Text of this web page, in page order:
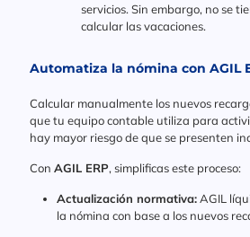
servicios. Sin embargo, no se
calcular las vacaciones.
Automatiza la nómina con AGIL
Calcular manualmente los nuevos
que tu equipo contable utiliza para
hay mayor riesgo de que se presenten
Con AGIL ERP, simplificas este proceso:
Actualización normativa:AGIL
la nómina con base a los nuevos